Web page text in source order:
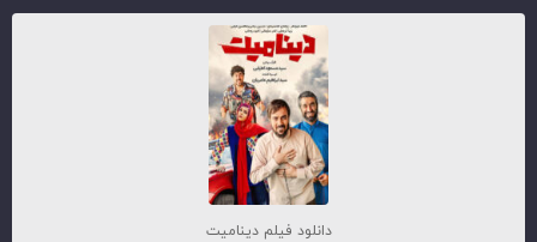
دانلود فیلم دینامیت